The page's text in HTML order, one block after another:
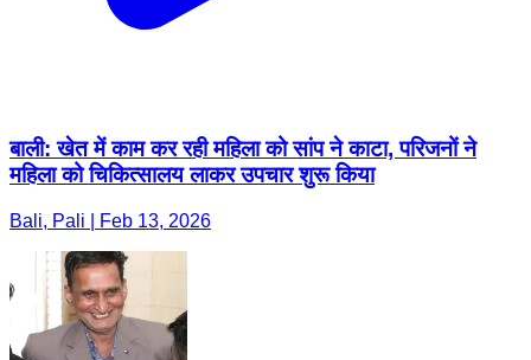
बाली: खेत में काम कर रही महिला को सांप ने काटा, परिजनों ने
महिला को चिकित्सालय लाकर उपचार शुरू किया
Bali, Pali | Feb 13, 2026